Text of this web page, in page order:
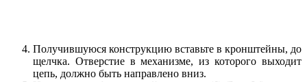
Получившуюся конструкцию вставьте в кронштейны, до
щелчка. Отверстие в механизме, из которого выходит
цепь, должно быть направлено вниз.